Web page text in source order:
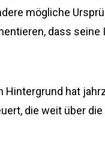
mögliche
dass
Hintergrund hat
die weit über